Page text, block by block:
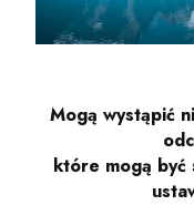
Mogą wystąpić
które mogą być